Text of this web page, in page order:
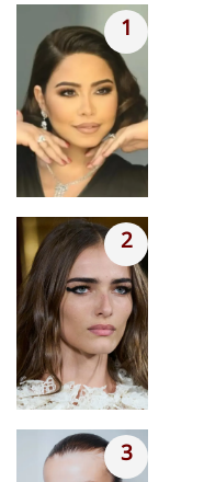
1
2
3